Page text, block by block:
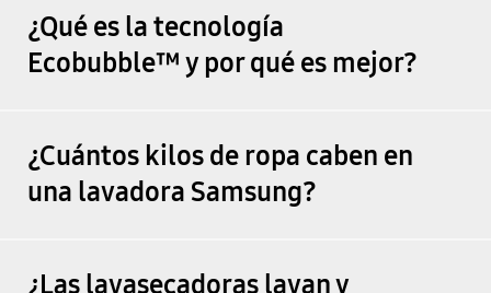
¿Qué es la tecnología
Ecobubble™ y por qué es mejor?
¿Cuántos kilos de ropa caben en
una lavadora Samsung?
¿Las lavasecadoras lavan y